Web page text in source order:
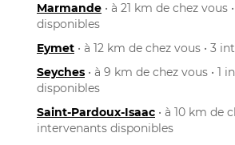
Marmande • à 21 km de chez vous
disponibles
Eymet • à 12 km de chez vous • 3
Seyches • à 9 km de chez vous • 1
disponibles
Saint-Pardoux-Isaac • à 10 km de
intervenants disponibles